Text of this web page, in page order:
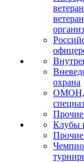
охрана
ОМОН,
Клубы
Прочие